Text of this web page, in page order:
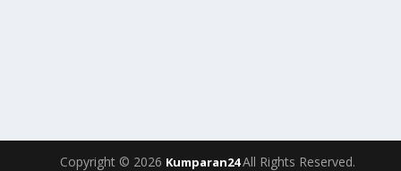
Copyright © 2026 Kumparan24All Rights Reserved.